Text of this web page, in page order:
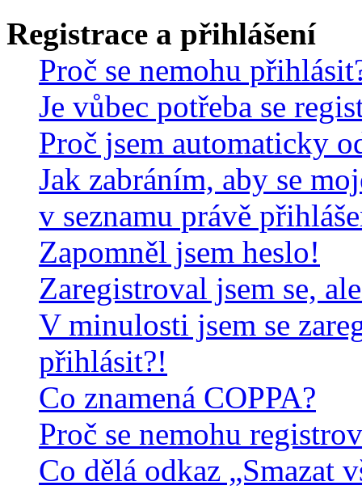
Registrace a přihlášení
Proč se nemohu
Je vůbec potřeba se
Proč jsem automaticky
Jak zabráním, aby se
v seznamu právě
Zapomněl jsem heslo!
Zaregistroval jsem se,
V minulosti jsem se
přihlásit?!
Co znamená COPPA?
Proč se nemohu
Co dělá odkaz „Smazat